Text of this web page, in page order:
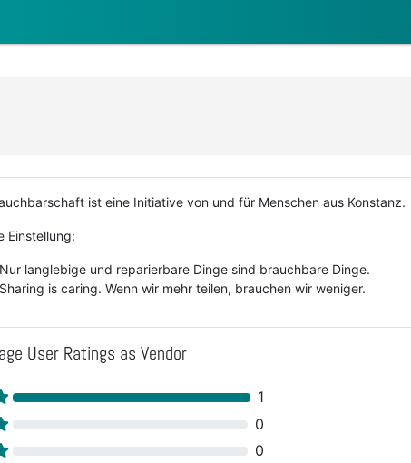
ist eine Initiative von und für Menschen aus Konstanz.
Einstellung:
Nur langlebige und reparierbare Dinge sind brauchbare Dinge.
Sharing is caring. Wenn wir mehr teilen, brauchen wir weniger.
User Ratings as Vendor
1
0
0